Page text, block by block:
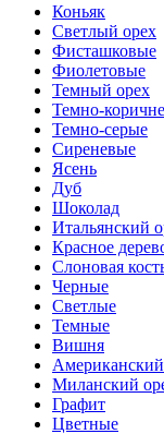
Коньяк
Светлый орех
Фисташковые
Фиолетовые
Темный орех
Темно-
Темно-серые
Сиреневые
Ясень
Дуб
Шоколад
Итальянский
Красное
Слоновая
Черные
Светлые
Темные
Вишня
Миланский
Графит
Цветные